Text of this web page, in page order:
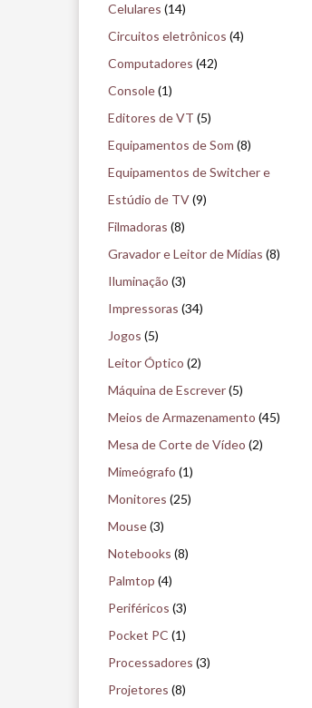
Celulares (14)
Circuitos eletrônicos (4)
Computadores (42)
Console(1)
Editores de VT (5)
Equipamentos de Som (8)
Equipamentos de Switcher e
Estúdio de TV(9)
Filmadoras (8)
Gravador e Leitor de Mídias (8)
Iluminação (3)
Impressoras (34)
Jogos (5)
Leitor Óptico (2)
Máquina de Escrever(5)
Meios de Armazenamento (45)
Mesa de Corte de Vídeo (2)
Mimeógrafo (1)
Monitores (25)
Mouse(3)
Notebooks (8)
Palmtop (4)
Periféricos (3)
Pocket PC (1)
Processadores (3)
Projetores (8)